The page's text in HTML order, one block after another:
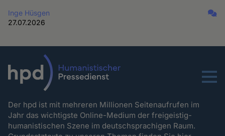
Inge Hüsgen
27.07.2026
Menu
Der hpd ist mit mehreren Millionen Seitenaufrufen im
Jahr das wichtigste Online-Medium der freigeistig-
humanistischen Szene im deutschsprachigen Raum.